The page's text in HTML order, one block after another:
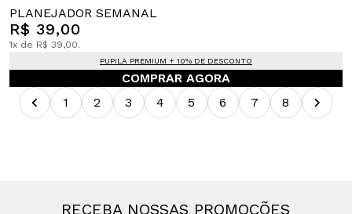
PLANEJADOR SEMANAL
R$ 39,00
1x de R$ 39,00.
PUPILA PREMIUM + 10% DE DESCONTO
COMPRAR AGORA
1
2 3 4 5 6 7 8
RECEBA NOSSAS PROMOÇÕES